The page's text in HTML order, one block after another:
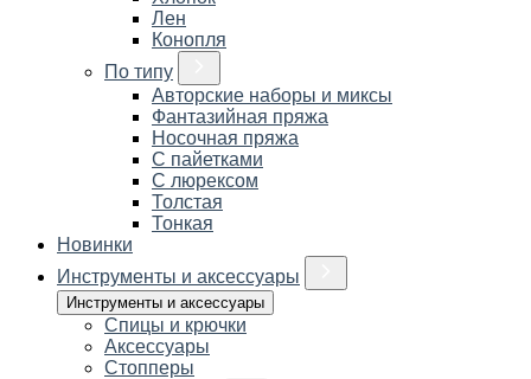
Лен
Конопля
По типу
Авторские наборы и миксы
Фантазийная пряжа
Носочная пряжа
С пайетками
С люрексом
Толстая
Тонкая
Новинки
Инструменты и аксессуары
Инструменты и аксессуары
Спицы и крючки
Аксессуары
Стопперы